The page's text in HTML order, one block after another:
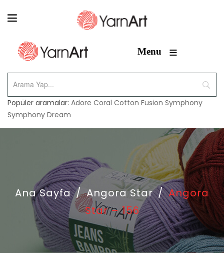
Menu ≡
Popüler aramalar: Adore Coral Cotton Fusion Symphony
Symphony Dream
Ana Sayfa / Angora Star / Angora
Star – 156